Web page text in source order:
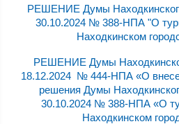
РЕШЕНИЕ Думы Находкинского
30.10.2024 № 388-НПА "О
Находкинском
РЕШЕНИЕ Думы
18.12.2024 № 444-НПА «О
решения Думы
30.10.2024 № 388-НПА «О
Находкинском